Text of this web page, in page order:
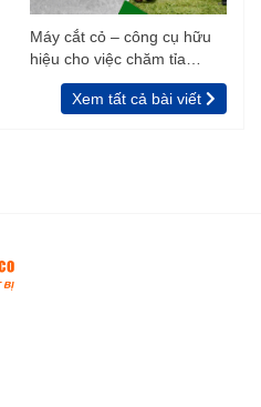
Máy cắt cỏ – công cụ hữu
hiệu cho việc chăm tỉa
vườn, rào
Xem tất cả bài viết